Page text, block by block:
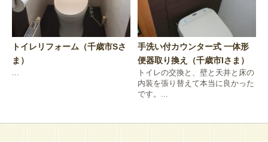
トイレリフォーム（千歳市Sさ
ま）
手洗い付カウンター式 一体形
便器取り換え（千歳市Iさま）
トイレの交換と、壁と天井と床の
内装を張り替えて本当に良かった
です。...